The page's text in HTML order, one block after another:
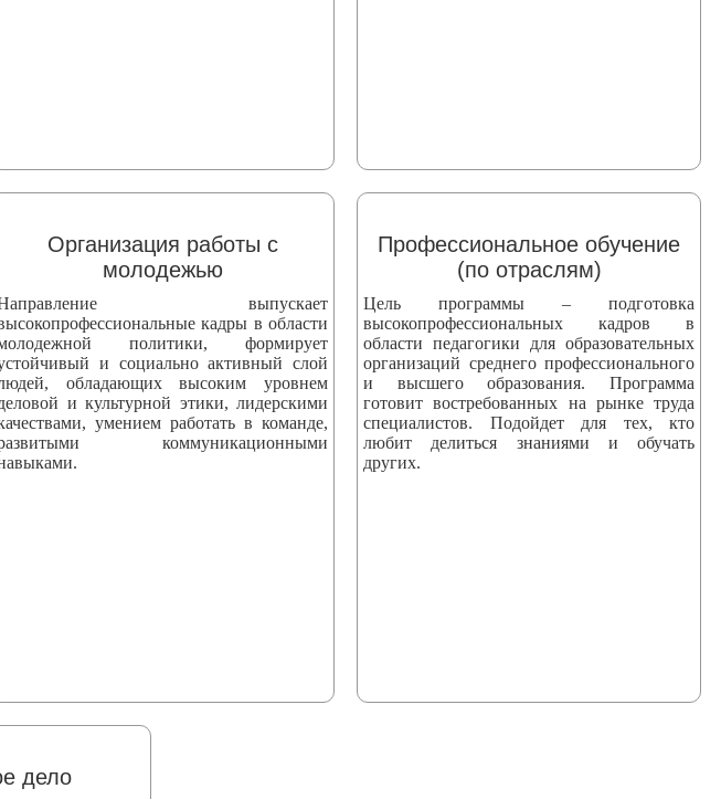
Организация работы с
молодежью
выпускает
кадры в области
политики, формирует
и социально активный слой
обладающих высоким уровнем
и культурной этики, лидерскими
умением работать в команде,
коммуникационными
Профессиональное обучение
(по отраслям)
Цель программы – подготовка
высокопрофессиональных кадров в
области педагогики для образовательных
организаций среднего профессионального
и высшего образования. Программа
готовит востребованных на рынке труда
специалистов. Подойдет для тех, кто
любит делиться знаниями и обучать
других.
дело